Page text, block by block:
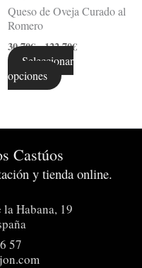
Queso de Oveja Curado al
Romero
30,70€-122,70€
Seleccionar
opciones
en
página
de
producto
Castúos
y tienda online.
Habana, 19
57